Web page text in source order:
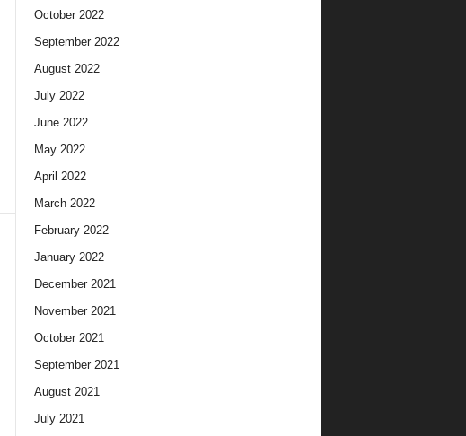
October 2022
September 2022
August 2022
July 2022
June 2022
May 2022
April 2022
March 2022
February 2022
January 2022
December 2021
November 2021
October 2021
September 2021
August 2021
July 2021